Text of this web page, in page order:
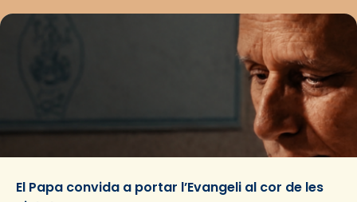
El Papa convida a portar l’Evangeli al cor de les